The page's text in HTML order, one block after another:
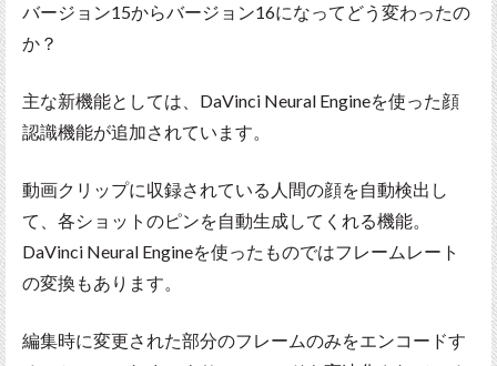
バージョン15からバージョン16になってどう変わったの
か？
主な新機能としては、DaVinci Neural Engineを使った顔
認識機能が追加されています。
動画クリップに収録されている人間の顔を自動検出し
て、各ショットのピンを自動生成してくれる機能。
DaVinci Neural Engineを使ったものではフレームレート
の変換もあります。
編集時に変更された部分のフレームのみをエンコードす